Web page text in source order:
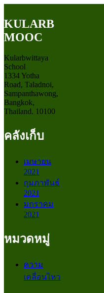
KULARB
MOOC
Kularbwittaya
School
1334 Yotha
Road, Taladnoi,
Sampanthawong,
Bangkok,
Thailand. 10100
คลังเก็บ
เมษายน
2021
กุมภาพันธ์
2021
มกราคม
2021
หมวดหมู่
ความ
เคลื่อนไหว